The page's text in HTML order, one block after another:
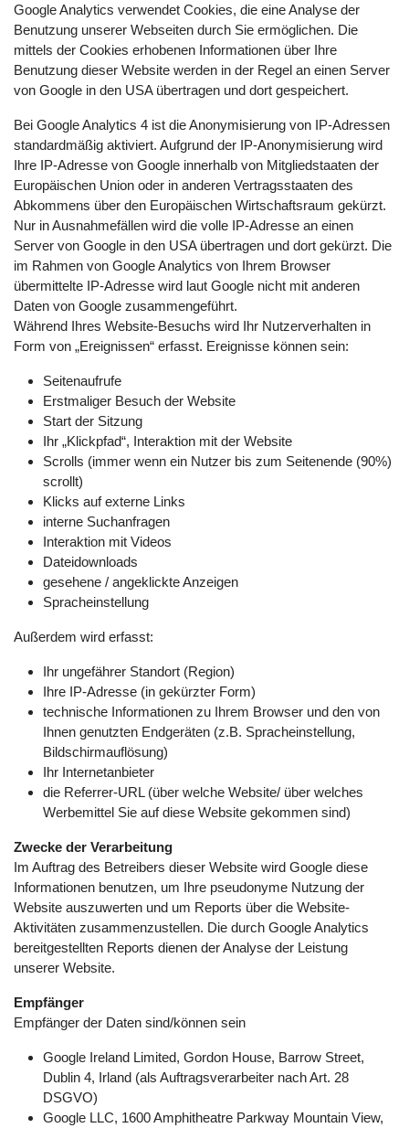
Google Analytics verwendet Cookies, die eine Analyse der
Benutzung unserer Webseiten durch Sie ermöglichen. Die
mittels der Cookies erhobenen Informationen über Ihre
Benutzung dieser Website werden in der Regel an einen Server
von Google in den USA übertragen und dort gespeichert.
Bei Google Analytics 4 ist die Anonymisierung von IP-Adressen
standardmäßig aktiviert. Aufgrund der IP-Anonymisierung wird
Ihre IP-Adresse von Google innerhalb von Mitgliedstaaten der
Europäischen Union oder in anderen Vertragsstaaten des
Abkommens über den Europäischen Wirtschaftsraum gekürzt.
Nur in Ausnahmefällen wird die volle IP-Adresse an einen
Server von Google in den USA übertragen und dort gekürzt. Die
im Rahmen von Google Analytics von Ihrem Browser
übermittelte IP-Adresse wird laut Google nicht mit anderen
Daten von Google zusammengeführt.
Während Ihres Website-Besuchs wird Ihr Nutzerverhalten in
Form von „Ereignissen“ erfasst. Ereignisse können sein:
Seitenaufrufe
Erstmaliger Besuch der Website
Start der Sitzung
Ihr „Klickpfad“, Interaktion mit der Website
Scrolls (immer wenn ein Nutzer bis zum Seitenende (90%)
scrollt)
Klicks auf externe Links
interne Suchanfragen
Interaktion mit Videos
Dateidownloads
gesehene / angeklickte Anzeigen
Spracheinstellung
Außerdem wird erfasst:
Ihr ungefährer Standort (Region)
Ihre IP-Adresse (in gekürzter Form)
technische Informationen zu Ihrem Browser und den von
Ihnen genutzten Endgeräten (z.B. Spracheinstellung,
Bildschirmauflösung)
Ihr Internetanbieter
die Referrer-URL (über welche Website/ über welches
Werbemittel Sie auf diese Website gekommen sind)
Zwecke der Verarbeitung
Im Auftrag des Betreibers dieser Website wird Google diese
Informationen benutzen, um Ihre pseudonyme Nutzung der
Website auszuwerten und um Reports über die Website-
Aktivitäten zusammenzustellen. Die durch Google Analytics
bereitgestellten Reports dienen der Analyse der Leistung
unserer Website.
Empfänger
Empfänger der Daten sind/können sein
Google Ireland Limited, Gordon House, Barrow Street,
Dublin 4, Irland (als Auftragsverarbeiter nach Art. 28
DSGVO)
Google LLC, 1600 Amphitheatre Parkway Mountain View,